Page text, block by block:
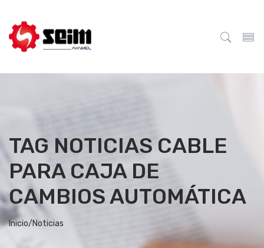
TAG NOTICIAS CABLE
PARA CAJA DE
CAMBIOS AUTOMÁTICA
Inicio/Noticias